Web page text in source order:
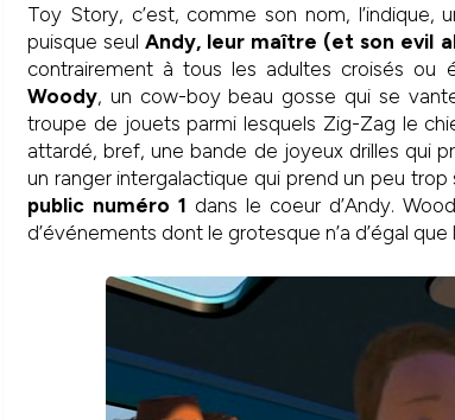
Toy Story, c’est, comme son nom, l’indique,
puisque seulAndy, leur maître (et son evil
contrairement à tous les adultes croisés ou
Woody, un cow-boy beau gosse qui se
troupe de jouets parmi lesquels Zig-Zag le
attardé, bref, une bande de joyeux drilles qui
un ranger intergalactique qui prend un peu
public numéro 1 dans le coeur d’Andy.
d’événements dont le grotesque n’a d’égal